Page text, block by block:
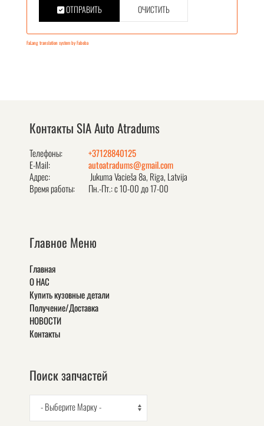
ОТПРАВИТЬ ОЧИСТИТЬ
FaLang translation system by Faboba
Контакты SIA Auto Atradums
Телефоны:
+37128840125
E-Mail:
autoatradums@gmail.com
Адрес:
Jukuma Vacieša 8a, Rīga, Latvija
Время работы:
Пн.-Пт.: с 10-00 до 17-00
Главное Меню
Главная
О НАС
Купить кузовные детали
Получение/Доставка
НОВОСТИ
Контакты
Поиск запчастей
- Выберите Марку -